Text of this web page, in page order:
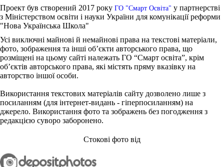
Проект був створений 2017 року ГО "Смарт Освіта" у партнерстві
з Міністерством освіти і науки України для комунікації реформи
"Нова Українська Школа"
Усі виключні майнові й немайнові права на текстові матеріали,
фото, зображення та інші об’єкти авторського права, що
розміщені на цьому сайті належать ГО “Смарт освіта”, крім
об’єктів авторського права, які містять пряму вказівку на
авторство іншої особи.
Використання текстових матеріалів сайту дозволено лише з
посиланням (для інтернет-видань - гіперпосиланням) на
джерело. Використання фото та зображень без погодження з
редакцією суворо заборонено.
Стокові фото від